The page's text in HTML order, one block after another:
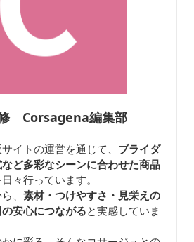
Corsagena編集部
イトの運営を通じて、 ブライダ
ど多彩なシーンに合わせた商品
日々行っています。
、 素材・つけやすさ・見栄えの
安心につながると実感していま